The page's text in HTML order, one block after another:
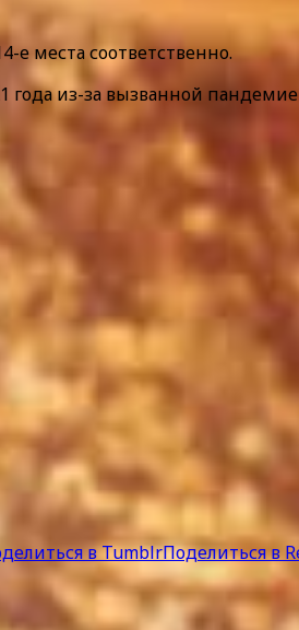
е места соответственно.
года из-за вызванной
в TumblrПоделиться в